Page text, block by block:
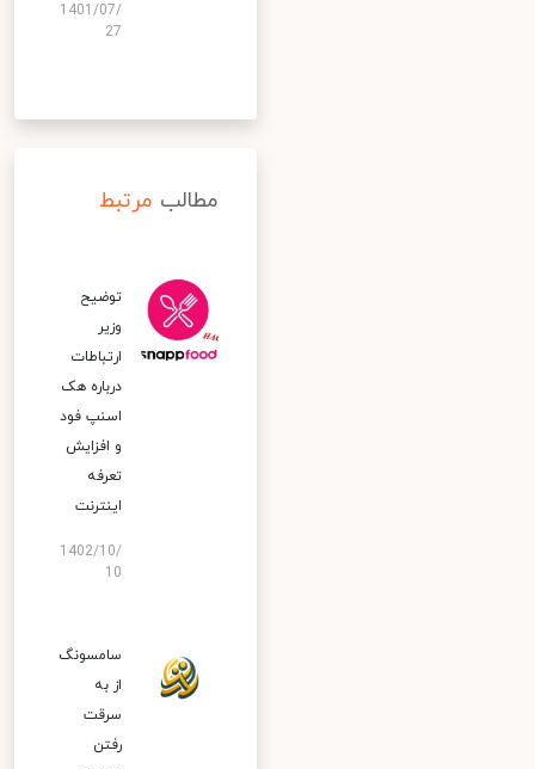
1401/07/
27
مطالب مرتبط
توضیح
وزیر
ارتباطات
درباره هک
اسنپ‌ فود
و افزایش
تعرفه
اینترنت
1402/10/
10
سامسونگ
از به
سرقت
رفتن